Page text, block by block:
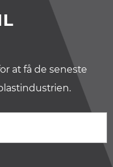
at få de seneste